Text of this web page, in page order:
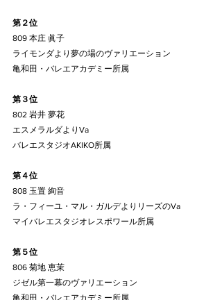
第２位
809 本庄 眞子
ライモンダより夢の場のヴァリエーション
亀和田・バレエアカデミー所属
第３位
802 岩井 夢花
エスメラルダよりVa
バレエスタジオAKIKO所属
第４位
808 玉置 絢音
ラ・フィーユ・マル・ガルデよりリーズのVa
マイバレエスタジオレスポワール所属
第５位
806 菊地 恵茉
ジゼル第一幕のヴァリエーション
亀和田・バレエアカデミー所属